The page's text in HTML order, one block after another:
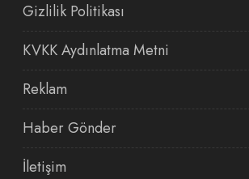
Gizlilik Politikası
KVKK Aydınlatma Metni
Reklam
Haber Gönder
İletişim